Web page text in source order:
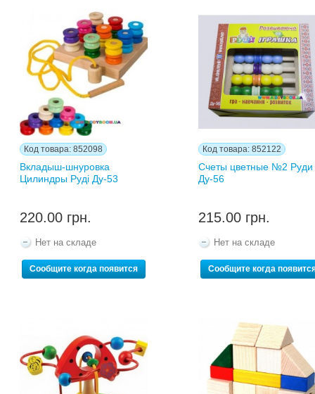
Код товара: 852098
Вкладыш-шнуровка
Цилиндры Руді Ду-53
220.00 грн.
Нет на складе
Сообщите когда появится
Код товара: 852122
Счеты цветные №2 Руди
Ду-56
215.00 грн.
Нет на складе
Сообщите когда